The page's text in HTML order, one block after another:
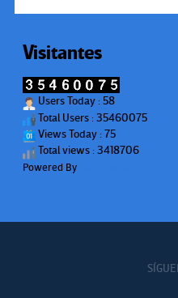
Visitantes
Users Today : 58
Total Users : 35460075
Views Today : 75
Total views : 3418706
Powered By